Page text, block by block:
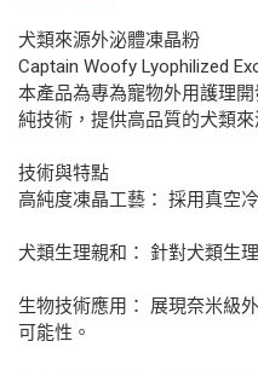
犬類來源外泌體凍晶粉
Captain Woofy Lyophilized
本產品為專為寵物外用護理
純技術，提供高品質的犬類來
技術與特點
高純度凍晶工藝： 採用真空
犬類生理親和： 針對犬類生
生物技術應用： 展現奈米級
可能性。